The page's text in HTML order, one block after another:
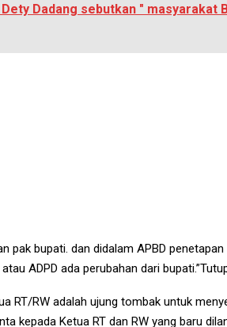
Dety Dadang sebutkan "
pak bupati. dan didalam APBD
ADPD ada perubahan dari
RT/RW adalah ujung tombak untuk
kepada Ketua RT dan RW yang baru